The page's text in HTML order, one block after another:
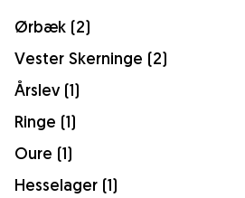
Ørbæk (2)
Vester Skerninge (2)
Årslev (1)
Ringe (1)
Oure (1)
Hesselager (1)